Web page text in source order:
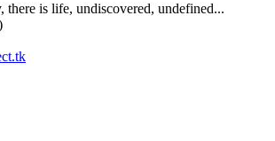
there is life, undiscovered, undefined...